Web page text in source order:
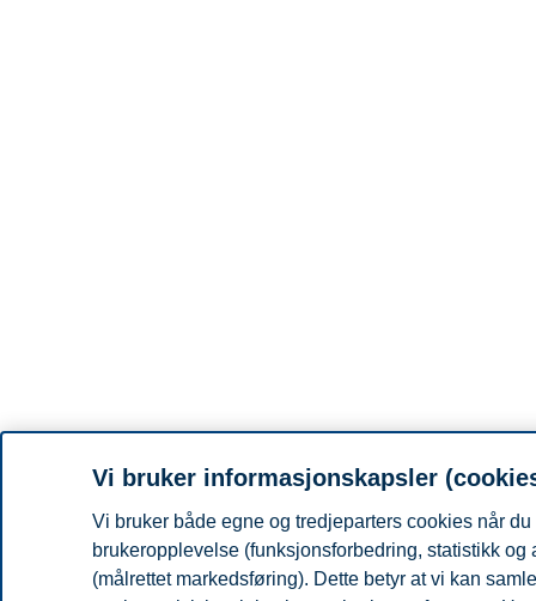
Vi bruker informasjonskapsler
Vi bruker både egne og tredjeparters cookies når
brukeropplevelse (funksjonsforbedring, statistikk
(målrettet markedsføring). Dette betyr at vi kan